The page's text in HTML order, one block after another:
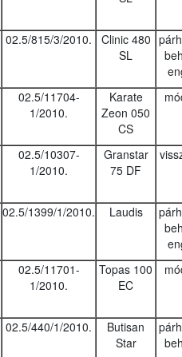
02.5/815/3/2010.
Clinic 480
SL
02.5/11704-
1/2010.
Karate
Zeon 050
CS
02.5/10307-
1/2010.
Granstar
75 DF
02.5/1399/1/2010. Laudis
02.5/11701-
1/2010.
Topas 100
EC
02.5/440/1/2010.
Butisan
Star